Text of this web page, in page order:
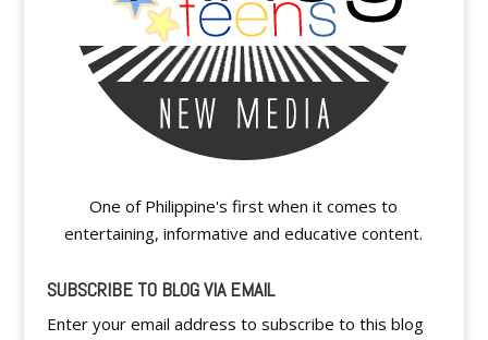
One of Philippine's first when it comes to
entertaining, informative and educative content.
SUBSCRIBE TO BLOG VIA EMAIL
Enter your email address to subscribe to this blog